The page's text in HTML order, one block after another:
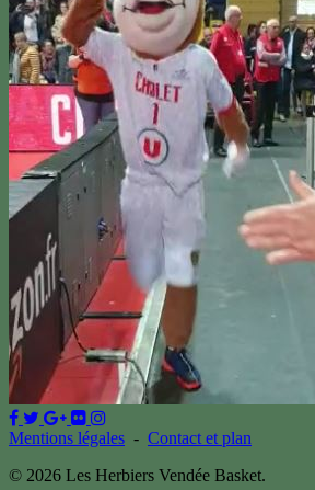
Mentions légales - Contact et plan
© 2026 Les Herbiers Vendée Basket.